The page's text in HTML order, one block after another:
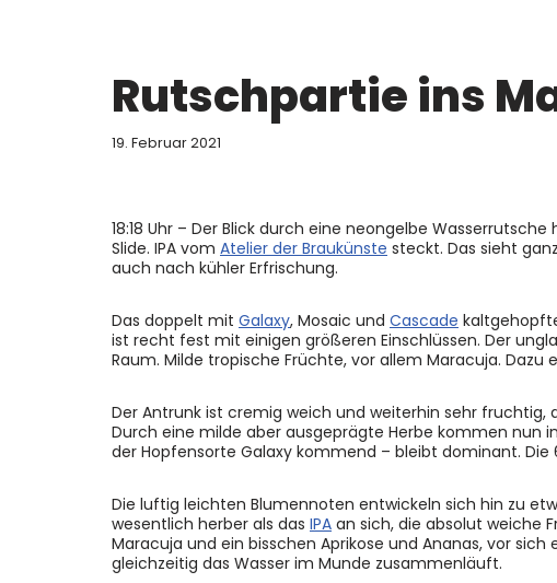
Rutschpartie ins
19. Februar 2021
18:18 Uhr – Der Blick durch eine neongelbe
Slide. IPA vom Atelier der Braukünste steckt. Das sieht
auch nach kühler Erfrischung.
Das doppelt mit Galaxy, Mosaic und Cascade
ist recht fest mit einigen größeren Einschlüssen. Der
Raum. Milde tropische Früchte, vor allem Maracuja.
Der Antrunk ist cremig weich und weiterhin sehr fruchtig,
Durch eine milde aber ausgeprägte Herbe kommen nun
der Hopfensorte Galaxy kommend – bleibt dominant. Die
Die luftig leichten Blumennoten entwickeln sich hin zu
wesentlich herber als das IPA an sich, die absolut weiche
Maracuja und ein bisschen Aprikose und Ananas, vor
gleichzeitig das Wasser im Munde zusammenläuft.